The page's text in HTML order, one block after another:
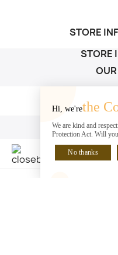
STORE
STORE
OUR
YOUR
Hi, we'rethe
We are kind and
Protection Act. Will
No thanks